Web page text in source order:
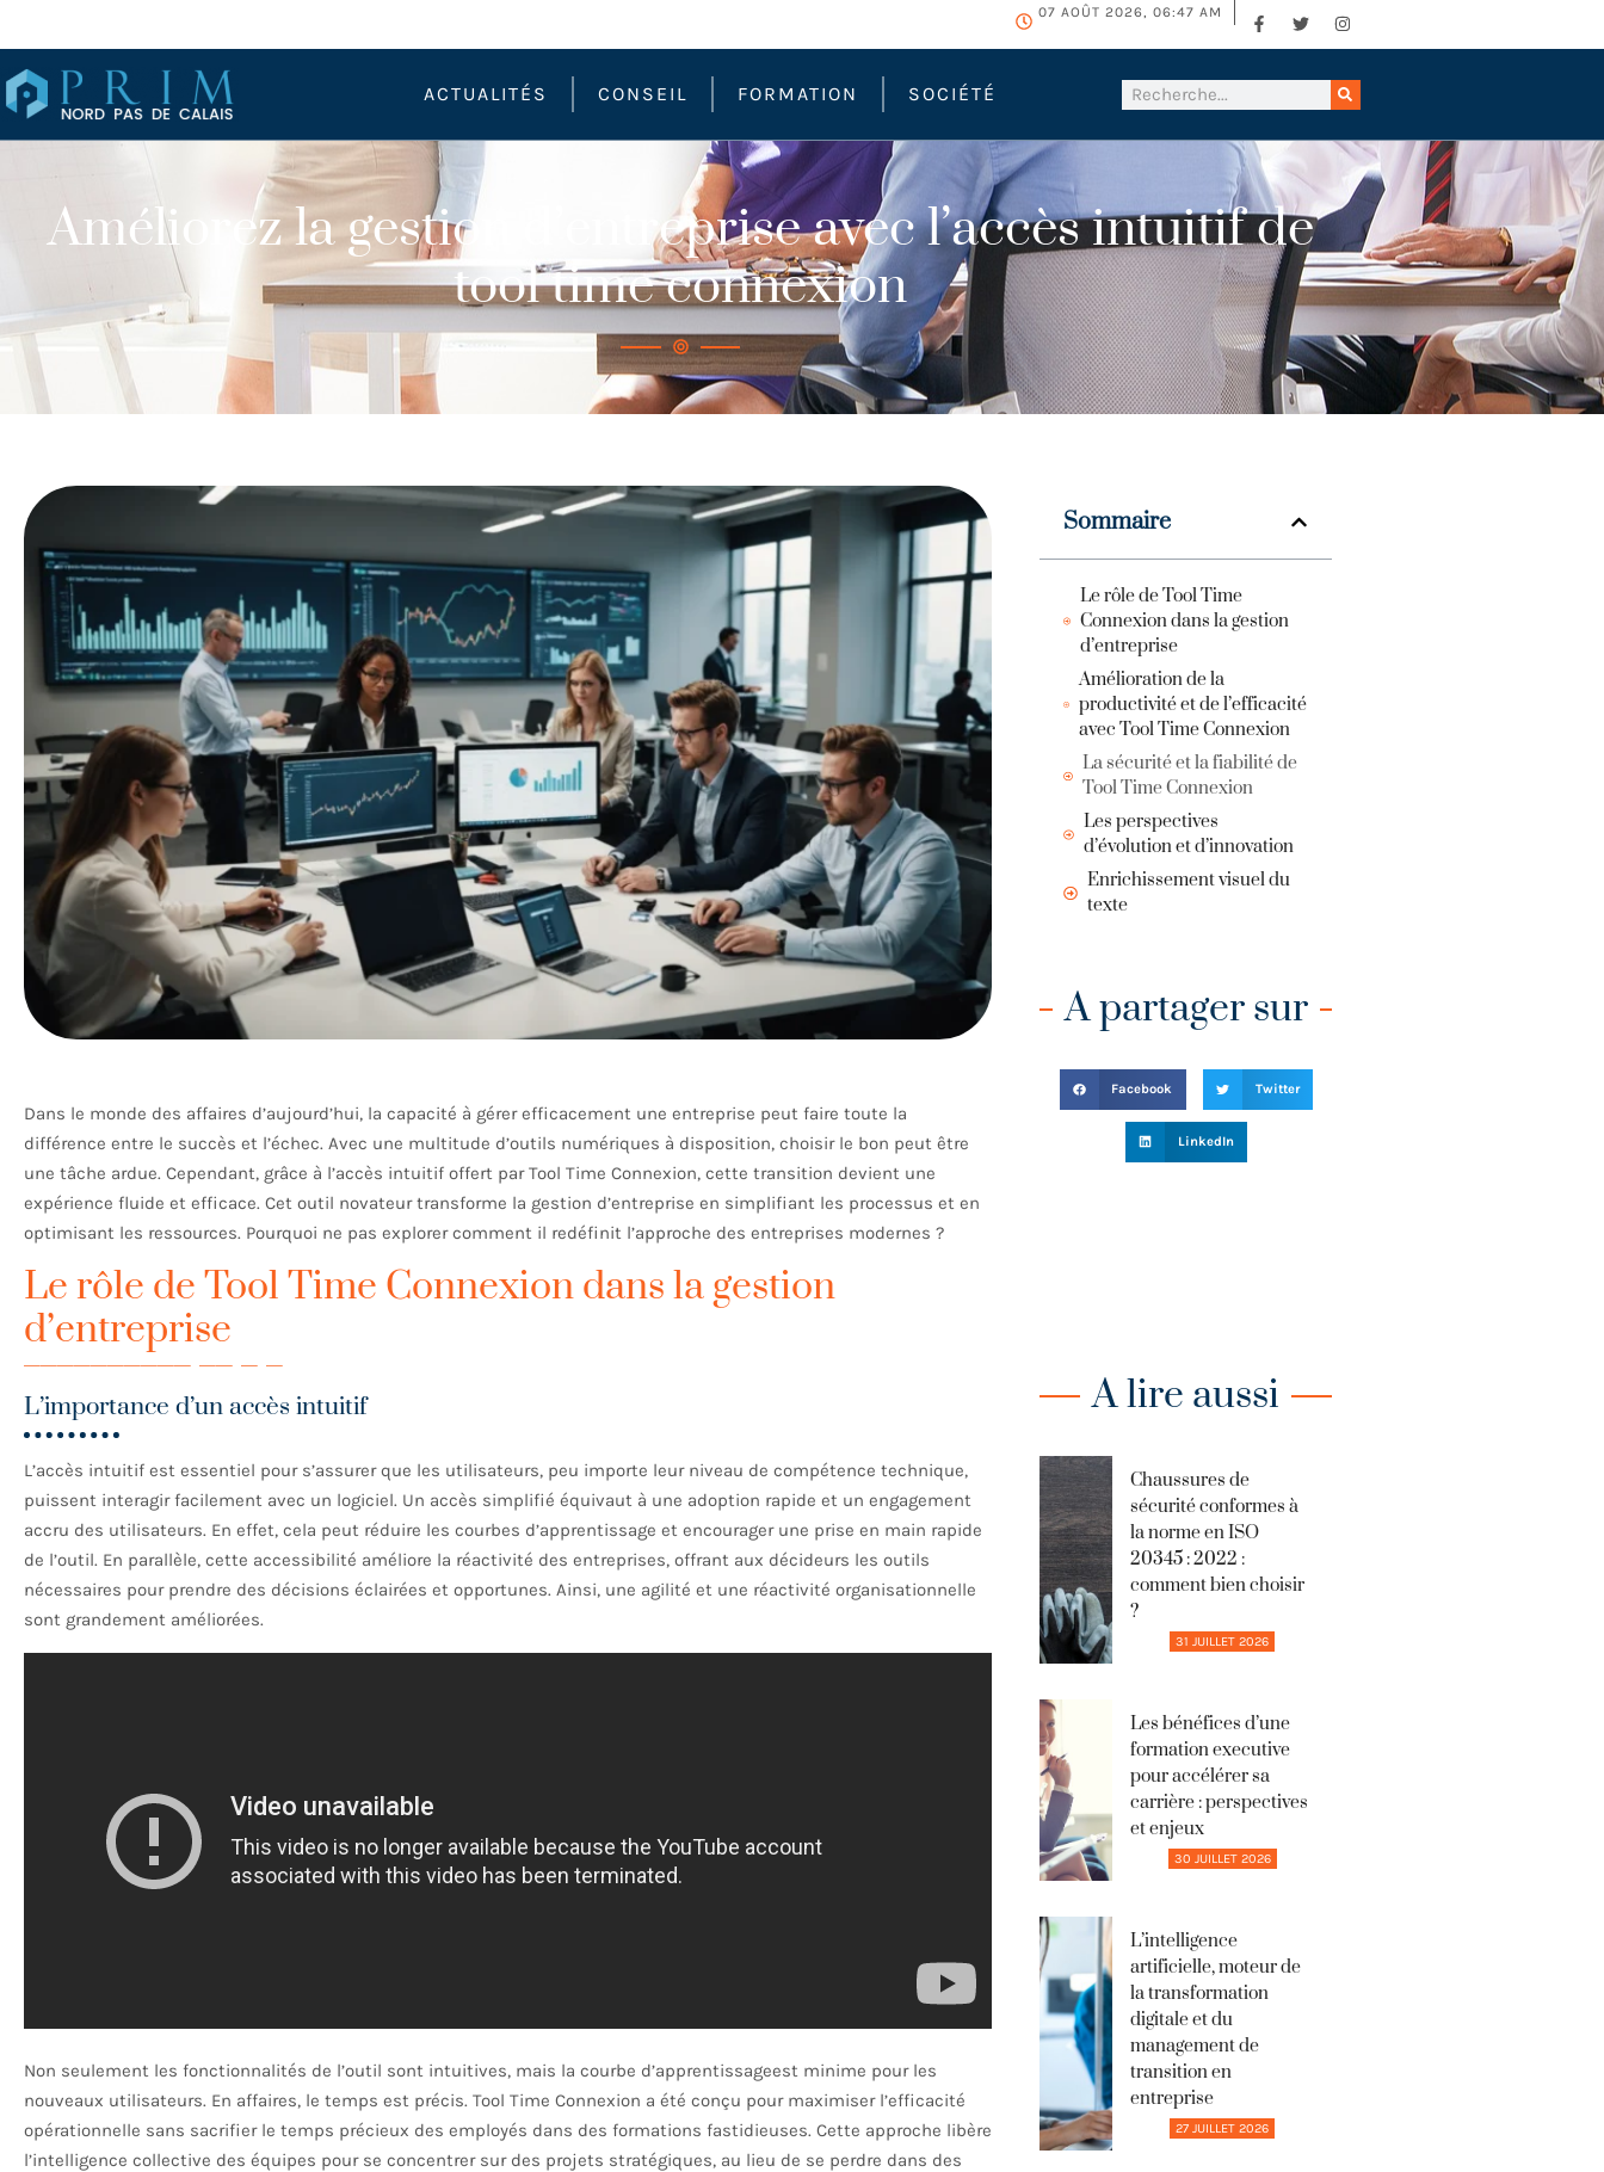
07 AOÛT 2026, 06:47 AM
ACTUALITÉS CONSEIL FORMATION SOCIÉTÉ
Améliorez la gestion d’entreprise avec l’accès intuitif de
tool time connexion
Dans le monde des affaires d’aujourd’hui, la capacité à gérer efficacement une entreprise peut faire toute la
différence entre le succès et l’échec. Avec une multitude d’outils numériques à disposition, choisir le bon peut être
une tâche ardue. Cependant, grâce à l’accès intuitif offert par Tool Time Connexion, cette transition devient une
expérience fluide et efficace. Cet outil novateur transforme la gestion d’entreprise en simplifiant les processus et en
optimisant les ressources. Pourquoi ne pas explorer comment il redéfinit l’approche des entreprises modernes ?
Le rôle de Tool Time Connexion dans la gestion
d’entreprise
L’importance d’un accès intuitif
L’accès intuitif est essentiel pour s’assurer que les utilisateurs, peu importe leur niveau de compétence technique,
puissent interagir facilement avec un logiciel. Un accès simplifié équivaut à une adoption rapide et un engagement
accru des utilisateurs. En effet, cela peut réduire les courbes d’apprentissage et encourager une prise en main rapide
de l’outil. En parallèle, cette accessibilité améliore la réactivité des entreprises, offrant aux décideurs les outils
nécessaires pour prendre des décisions éclairées et opportunes. Ainsi, une agilité et une réactivité organisationnelle
sont grandement améliorées.
Non seulement les fonctionnalités de l’outil sont intuitives, mais la courbe d’apprentissageest minime pour les
nouveaux utilisateurs. En affaires, le temps est précis. Tool Time Connexion a été conçu pour maximiser l’efficacité
opérationnelle sans sacrifier le temps précieux des employés dans des formations fastidieuses. Cette approche libère
l’intelligence collective des équipes pour se concentrer sur des projets stratégiques, au lieu de se perdre dans des
Sommaire
Le rôle de Tool Time
Connexion dans la gestion
d’entreprise
Amélioration de la
productivité et de l’efficacité
avec Tool Time Connexion
La sécurité et la fiabilité de
Tool Time Connexion
Les perspectives
d’évolution et d’innovation
Enrichissement visuel du
texte
A partager sur
Facebook Twitter
LinkedIn
A lire aussi
Chaussures de
sécurité conformes à
la norme en ISO
20345 : 2022 :
comment bien choisir
?
31 JUILLET 2026
Les bénéfices d’une
formation executive
pour accélérer sa
carrière : perspectives
et enjeux
30 JUILLET 2026
L’intelligence
artificielle, moteur de
la transformation
digitale et du
management de
transition en
entreprise
27 JUILLET 2026